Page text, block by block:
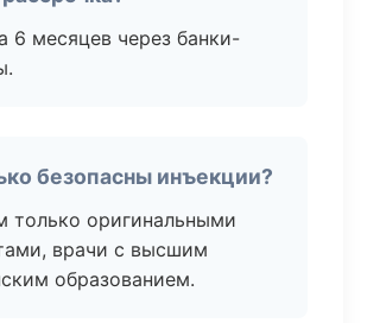
6 месяцев через банки-
безопасны инъекции?
только оригинальными
врачи с высшим
образованием.